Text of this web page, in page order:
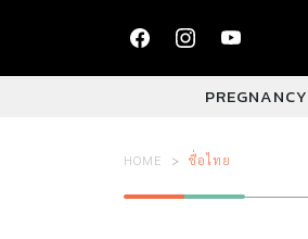
PREGNANCY
HOME ชื่อไทย